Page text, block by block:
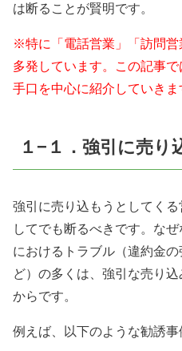
は断ることが賢明です。
※特に「電話営業」「訪問
多発しています。この記事
手口を中心に紹介していきま
１−１．強引に売り
強引に売り込もうとしてく
してでも断るべきです。な
におけるトラブル（違約金
ど）の多くは、強引な売り
からです。
例えば、以下のような勧誘事